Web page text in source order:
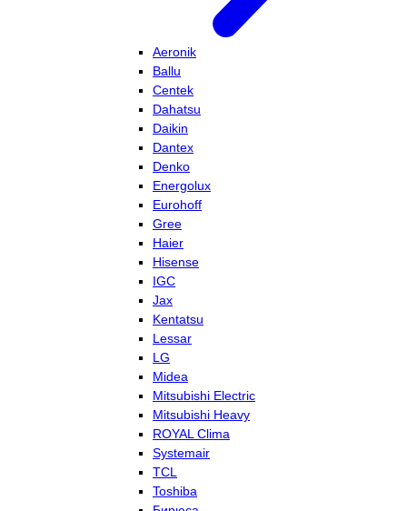
Aeronik
Ballu
Centek
Dahatsu
Daikin
Dantex
Denko
Energolux
Eurohoff
Gree
Haier
Hisense
IGC
Jax
Kentatsu
Lessar
LG
Midea
Mitsubishi Electric
Mitsubishi Heavy
ROYAL Clima
Systemair
TCL
Toshiba